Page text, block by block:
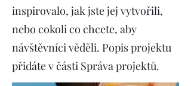
inspirovalo, jak jste jej vytvořili,
nebo cokoli co chcete, aby
návštěvníci věděli. Popis projektu
přidáte v části Správa projektů.